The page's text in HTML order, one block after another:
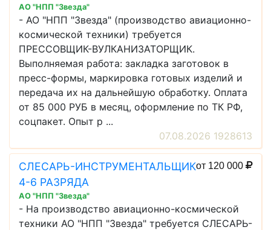
АО "НПП "Звезда"
- АО "НПП "Звезда" (производство авиационно-
космической техники) требуется
ПРЕССОВЩИК-ВУЛКАНИЗАТОРЩИК.
Выполняемая работа: закладка заготовок в
пресс-формы, маркировка готовых изделий и
передача их на дальнейшую обработку. Оплата
от 85 000 РУБ в месяц, оформление по ТК РФ,
соцпакет. Опыт р ...
07.08.2026 1928613
СЛЕСАРЬ-ИНСТРУМЕНТАЛЬЩИК
4-6 РАЗРЯДА
от 120 000
АО "НПП "Звезда"
- На производство авиационно-космической
техники АО "НПП "Звезда" требуется СЛЕСАРЬ-